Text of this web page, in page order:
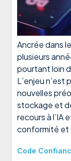
Ancrée dans
plusieurs
pourtant loin
L’enjeu n’est
nouvelles
stockage et
recours à l’IA
conformité et
Code